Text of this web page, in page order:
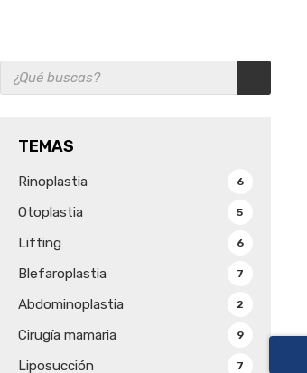
TEMAS
Rinoplastia 6
Otoplastia 5
Lifting 6
Blefaroplastia 7
Abdominoplastia 2
Cirugía mamaria 9
Liposucción 7